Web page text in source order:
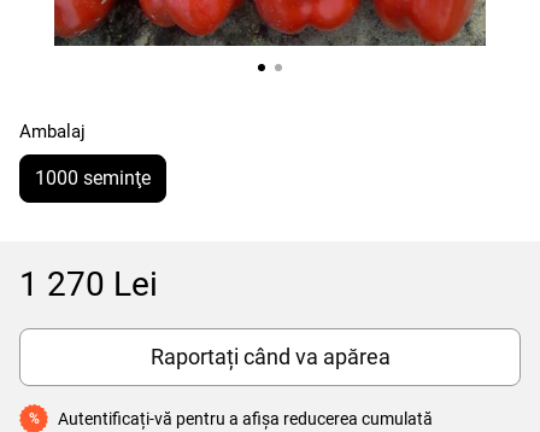
Ambalaj
1000 seminţe
1 270 Lei
Raportați când va apărea
% Autentificați-vă pentru a afișa reducerea cumulată